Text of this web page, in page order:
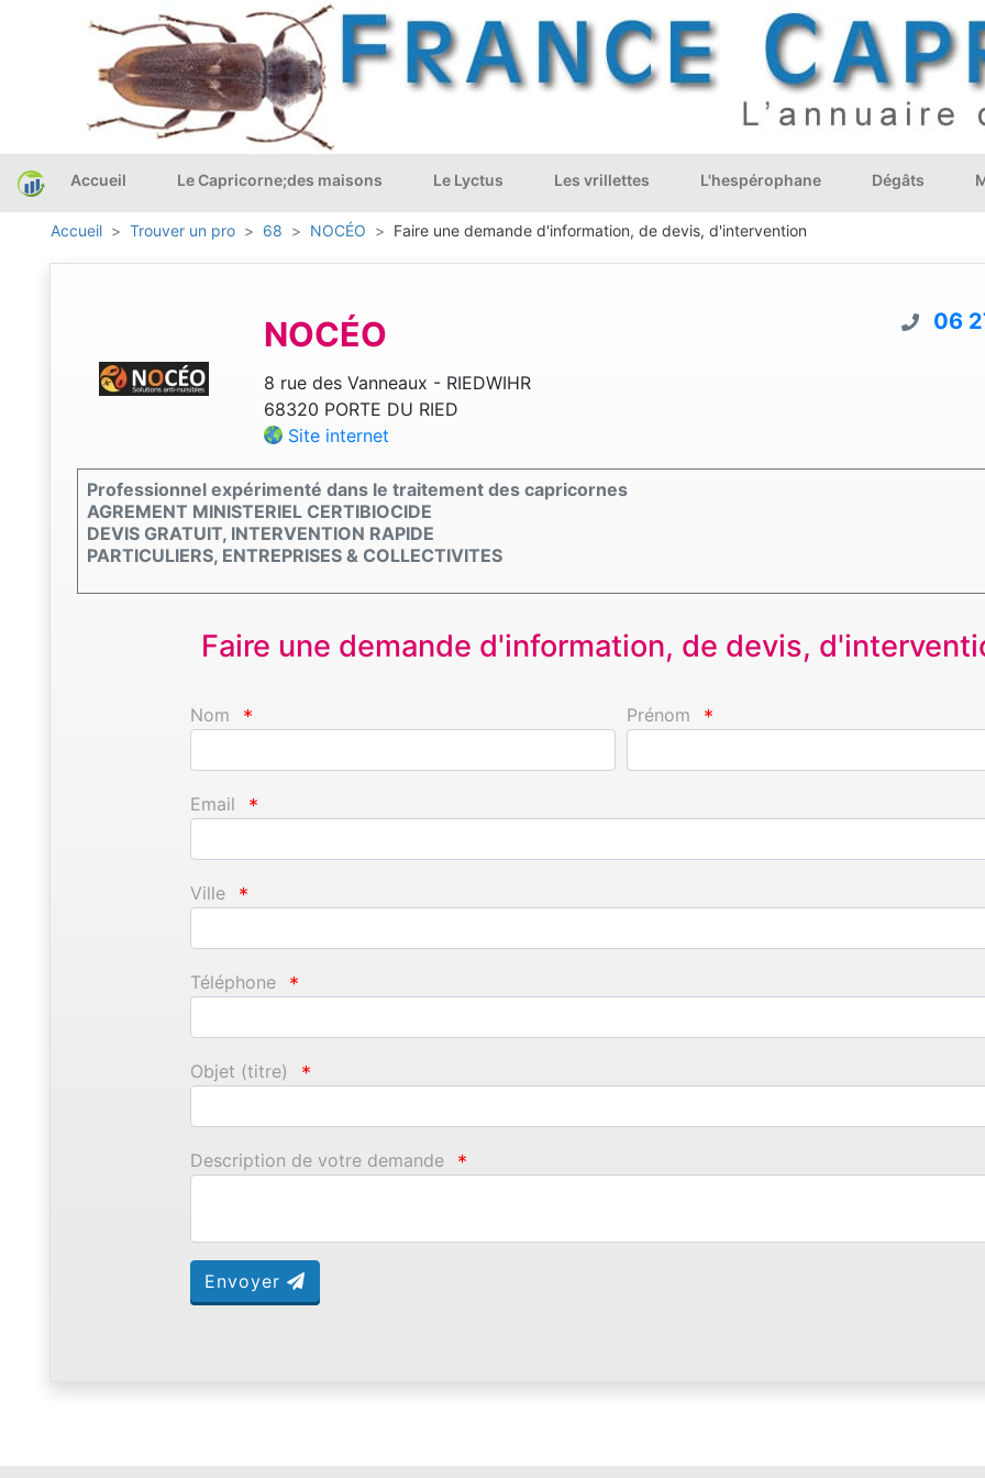
Accueil Le Capricorne;des maisons Le Lyctus Les vrillettes L'hespérophane Dégâts
Accueil Trouver un pro 68 NOCÉO Faire une demande d'information, de devis, d'intervention
NOCÉO
8 rue des Vanneaux - RIEDWIHR
68320 PORTE DU RIED
Site internet
06
Professionnel expérimenté dans le traitement des capricornes
AGREMENT MINISTERIEL CERTIBIOCIDE
DEVIS GRATUIT, INTERVENTION RAPIDE
PARTICULIERS, ENTREPRISES & COLLECTIVITES
Faire une demande d'information, de devis,
Nom * Prénom *
Email *
Ville *
Téléphone *
Objet (titre) *
Description de votre demande *
Envoyer